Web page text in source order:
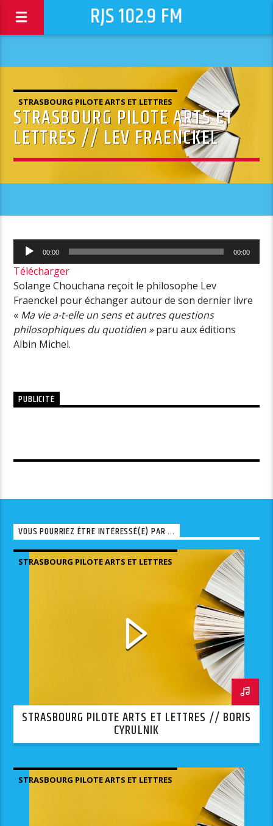
RJS 102.9 FM
STRASBOURG PILOTE ARTS ET LETTRES
STRASBOURG PILOTE ARTS ET
LETTRES // LEV FRAENCKEL
Lecteur
audio
00:00 00:00
Télécharger
Solange Chouchana reçoit le philosophe Lev
Fraenckel pour échanger autour de son dernier livre
« Ma vie a-t-elle un sens et autres questions
philosophiques du quotidien »paru aux éditions
Albin Michel.
PUBLICITÉ
VOUS POURRIEZ ÊTRE INTÉRESSÉ(E) PAR ...
STRASBOURG PILOTE ARTS ET LETTRES
STRASBOURG PILOTE ARTS ET LETTRES // BORIS
CYRULNIK
STRASBOURG PILOTE ARTS ET LETTRES